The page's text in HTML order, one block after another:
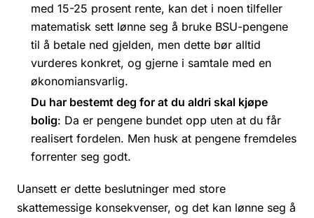
med 15-25 prosent rente, kan det i noen tilfeller
matematisk sett lønne seg å bruke BSU-pengene
til å betale ned gjelden, men dette bør alltid
vurderes konkret, og gjerne i samtale med en
økonomiansvarlig.
Du har bestemt deg for at du aldri skal kjøpe
bolig: Da er pengene bundet opp uten at du får
realisert fordelen. Men husk at pengene fremdeles
forrenter seg godt.
Uansett er dette beslutninger med store
skattemessige konsekvenser, og det kan lønne seg å